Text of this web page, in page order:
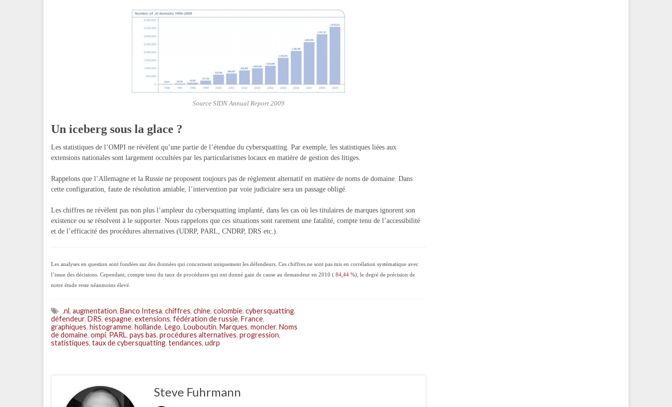
Source SIDN Annual Report 2009
Un iceberg sous la glace ?
Les statistiques de l’OMPI ne révèlent qu’une partie de l’étendue du cybersquatting. Par exemple, les statistiques liées aux
extensions nationales sont largement occultées par les particularismes locaux en matière de gestion des litiges.
Rappelons que l’Allemagne et la Russie ne proposent toujours pas de règlement alternatif en matière de noms de domaine. Dans
cette configuration, faute de résolution amiable, l’intervention par voie judiciaire sera un passage obligé.
Les chiffres ne révèlent pas non plus l’ampleur du cybersquatting implanté, dans les cas où les titulaires de marques ignorent son
existence ou se résolvent à le supporter. Nous rappelons que ces situations sont rarement une fatalité, compte tenu de l’accessibilité
et de l’efficacité des procédures alternatives (UDRP, PARL, CNDRP, DRS etc.).
Les analyses en question sont fondées sur des données qui concernent uniquement les défendeurs. Ces chiffres ne sont pas mis en corrélation systématique avec
l’issue des décisions. Cependant, compte tenu du taux de procédures qui ont donné gain de cause au demandeur en 2010 ( 84,44 %), le degré de précision de
notre étude reste néanmoins élevé.
.nl, augmentation, Banco Intesa, chiffres, chine, colombie, cybersquatting,
défendeur, DRS, espagne, extensions, fédération de russie, France,
graphiques, histogramme, hollande, Lego, Louboutin, Marques, moncler, Noms
de domaine, ompi, PARL, pays bas, procédures alternatives, progression,
statistiques, taux de cybersquatting, tendances, udrp
Steve Fuhrmann